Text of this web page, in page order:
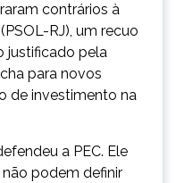
contrários à
RJ), um recuo
justificado pela
para novos
de investimento na
a PEC. Ele
podem definir